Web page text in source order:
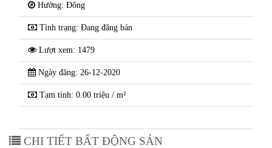
Hướng: Đông
Tình trạng: Đang đăng bán
Lượt xem: 1479
Ngày đăng: 26-12-2020
Tạm tính: 0.00 triệu / m²
CHI TIẾT BẤT ĐỘNG SẢN